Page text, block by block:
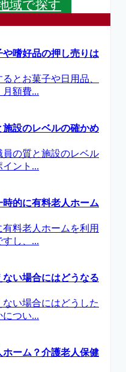
域で探す
嗜好品の押し売りは
とお菓子や日用品、
額費...
設のレベルの確かめ
の質と施設のレベル
ント...
的に有料老人ホーム
料老人ホームを利用
し、...
い場合にはどうなる
い場合にはどうした
つい...
ーム？介護老人保健